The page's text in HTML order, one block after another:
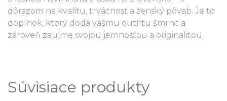
dôrazom na kvalitu, trvácnosť a ženský pôvab. Je to
doplnok, ktorý dodá vášmu outfitu šmrnc a
zároveň zaujme svojou jemnosťou a originalitou.
Súvisiace produkty